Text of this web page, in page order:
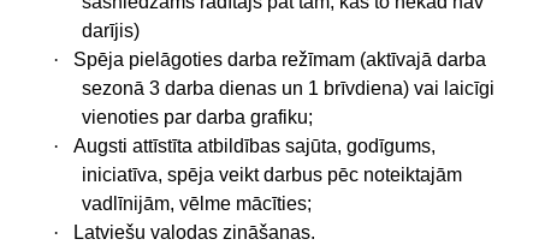
darījis)
·
Spēja pielāgoties darba režīmam (aktīvajā darba
sezonā 3 darba dienas un 1 brīvdiena) vai laicīgi
vienoties par darba grafiku;
·
Augsti attīstīta atbildības sajūta, godīgums,
iniciatīva, spēja veikt darbus pēc noteiktajām
vadlīnijām, vēlme mācīties;
·
Latviešu valodas zināšanas.